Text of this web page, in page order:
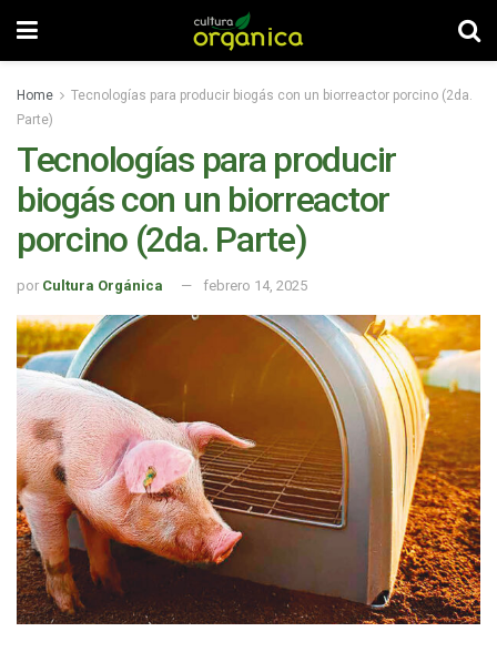
Home
Tecnologías para producir biogás con un biorreactor porcino (2da.
Parte)
Tecnologías para producir
biogás con un biorreactor
porcino (2da. Parte)
por Cultura Orgánica febrero 14, 2025